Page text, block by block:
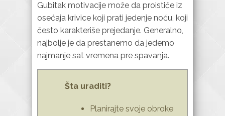
Gubitak motivacije može da proističe iz
osećaja krivice koji prati jedenje noću, koji
često karakteriše prejedanje. Generalno,
najbolje je da prestanemo da jedemo
najmanje sat vremena pre spavanja.
Šta uraditi?
Planirajte svoje obroke